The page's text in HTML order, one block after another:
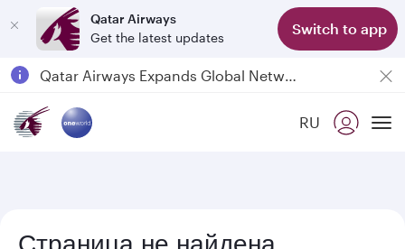
Qatar Airways
Get the latest updates
Switch to app
6 August 2026: Qatar Airways flight resumption to Bahrain (BAH), Erbil (EBL), and Kuwait (KWI)
RU